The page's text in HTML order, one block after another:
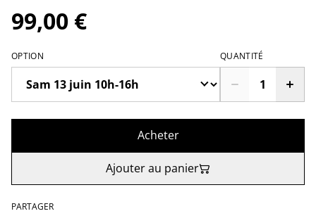
99,00 €
OPTION QUANTITÉ
Acheter
Ajouter au panier
PARTAGER